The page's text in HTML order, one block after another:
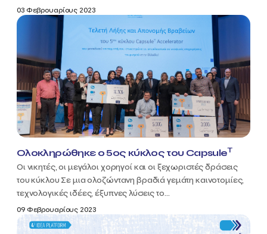
03 Φεβρουαρίους 2023
Ολοκληρώθηκε ο 5ος κύκλος του CapsuleT
Οι νικητές, οι μεγάλοι χορηγοί και οι ξεχωριστές δράσεις
του κύκλου Σε μια ολοζώντανη βραδιά γεμάτη καινοτομίες,
τεχνολογικές ιδέες, έξυπνες λύσεις το...
09 Φεβρουαρίους 2023